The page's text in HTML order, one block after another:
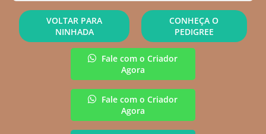
VOLTAR PARA
NINHADA
CONHEÇA O
PEDIGREE
Fale com o Criador
Agora
Fale com o Criador
Agora